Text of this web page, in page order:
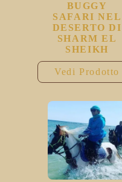
BUGGY
SAFARI NEL
DESERTO DI
SHARM EL
SHEIKH
Vedi Prodotto